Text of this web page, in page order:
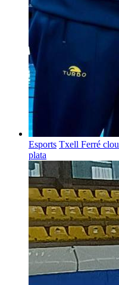
Esports Txell Ferré
plata